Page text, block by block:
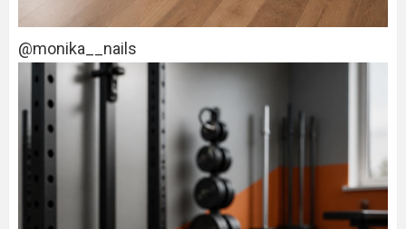
@monika__nails